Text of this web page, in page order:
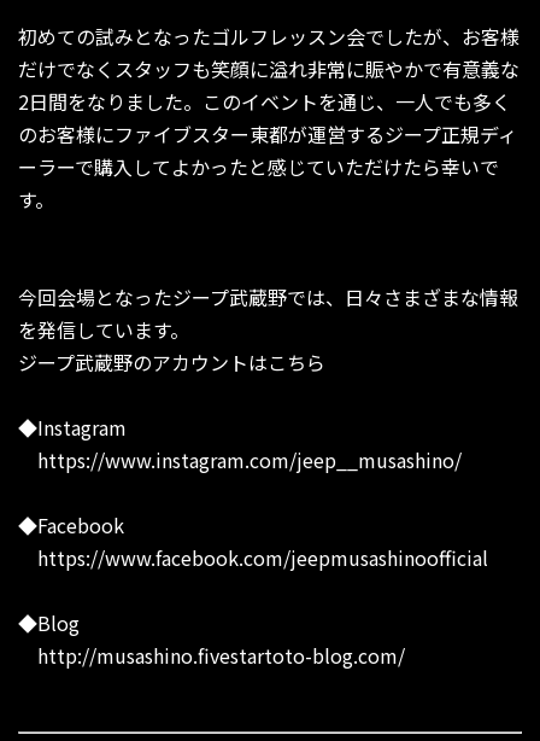
初めての試みとなったゴルフレッスン会でしたが、お客様
だけでなくスタッフも笑顔に溢れ非常に賑やかで有意義な
2日間をなりました。このイベントを通じ、一人でも多く
のお客様にファイブスター東都が運営するジープ正規ディ
ーラーで購入してよかったと感じていただけたら幸いで
す。
今回会場となったジープ武蔵野では、日々さまざまな情報
を発信しています。
ジープ武蔵野のアカウントはこちら
◆Instagram
https://www.instagram.com/jeep__musashino/
◆Facebook
https://www.facebook.com/jeepmusashinoofficial
◆Blog
http://musashino.fivestartoto-blog.com/